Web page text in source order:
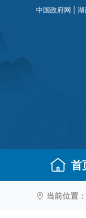
中国政府网 湖
首
当前位置：